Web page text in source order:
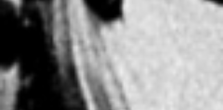
Die Erbauer des ersten
Copyright: